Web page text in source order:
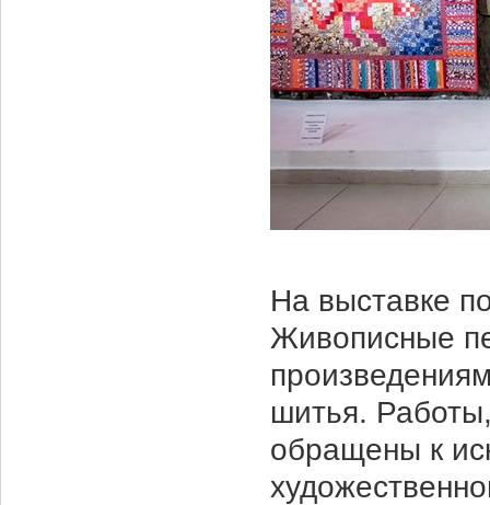
На выставке
Живописные
шитья.
обращены к